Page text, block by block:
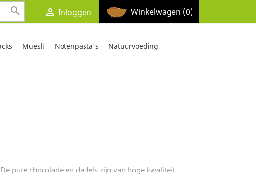
  Inloggen Winkelwagen (0)
Muesli Notenpasta's Natuurvoeding
pure chocolade en dadels zijn van hoge kwaliteit.